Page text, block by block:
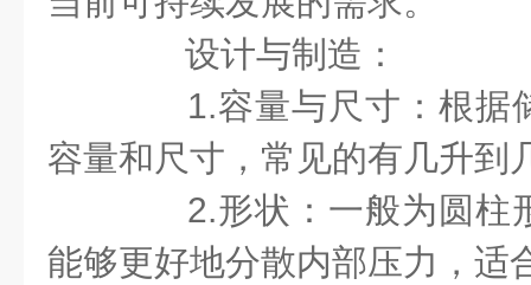
设计与制造：
1.容量与尺寸：根据
容量和尺寸，常见的有几升到
2.形状：一般为圆柱
能够更好地分散内部压力，适